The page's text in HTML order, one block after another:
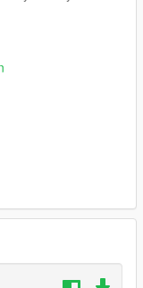
my work, thank you